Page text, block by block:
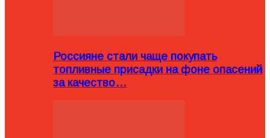
Россияне стали чаще покупать
топливные присадки на фоне опасений
за качество…